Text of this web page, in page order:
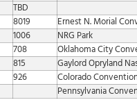
TBD
8019 Ernest N. Morial
1006 NRG Park
708 Oklahoma City
815 Gaylord Opryland
926 Colorado
Pennsylvania